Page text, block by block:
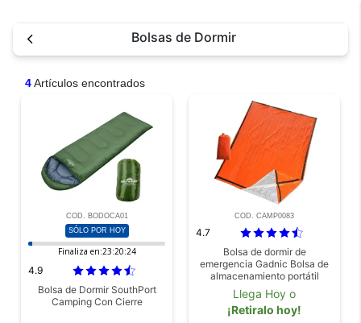
Bolsas de Dormir
4Artículos encontrados
COD. BODOCA01
SÓLO POR HOY
Finaliza en:23:20:24
4.9
Bolsa de Dormir SouthPort
Camping Con Cierre
COD. CAMP0083
4.7
Bolsa de dormir de
emergencia Gadnic Bolsa de
almacenamiento portátil
Llega Hoy o
¡Retiralo hoy!